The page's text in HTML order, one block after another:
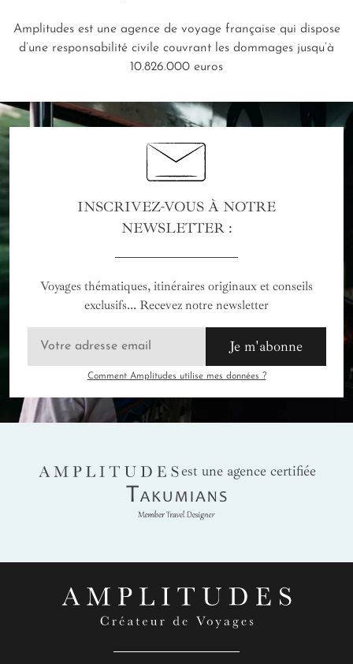
Amplitudes est une agence de voyage française qui dispose
d’une responsabilité civile couvrant les dommages jusqu’à
10.826.000 euros
INSCRIVEZ-VOUS À NOTRE
NEWSLETTER :
Voyages thématiques, itinéraires originaux et conseils
exclusifs... Recevez notre newsletter
Je m'abonne
Comment Amplitudes utilise mes données ?
AMPLITUDES
est une agence certifiée
Takumians